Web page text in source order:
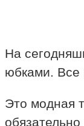
На
юбками. Все
Это модная